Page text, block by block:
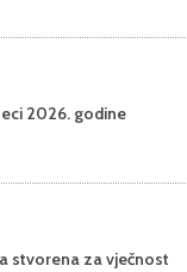
2026. godine
stvorena za vječnost